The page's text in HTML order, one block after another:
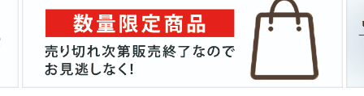
search
ACCOUNT MENU